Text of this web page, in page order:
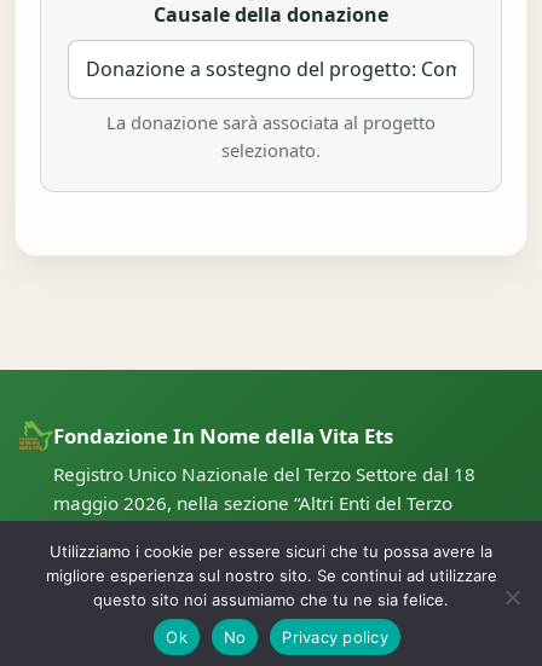
Causale della donazione
La donazione sarà associata al progetto
selezionato.
Fondazione In Nome della Vita Ets
Registro Unico Nazionale del Terzo Settore dal 18
maggio 2026, nella sezione “Altri Enti del Terzo
© 2026 Fondazione In Nome della Vita Ets – Tutti i diritti riservati.
Utilizziamo i cookie per essere sicuri che tu possa avere la
migliore esperienza sul nostro sito. Se continui ad utilizzare
questo sito noi assumiamo che tu ne sia felice.
Ok
No Privacy policy